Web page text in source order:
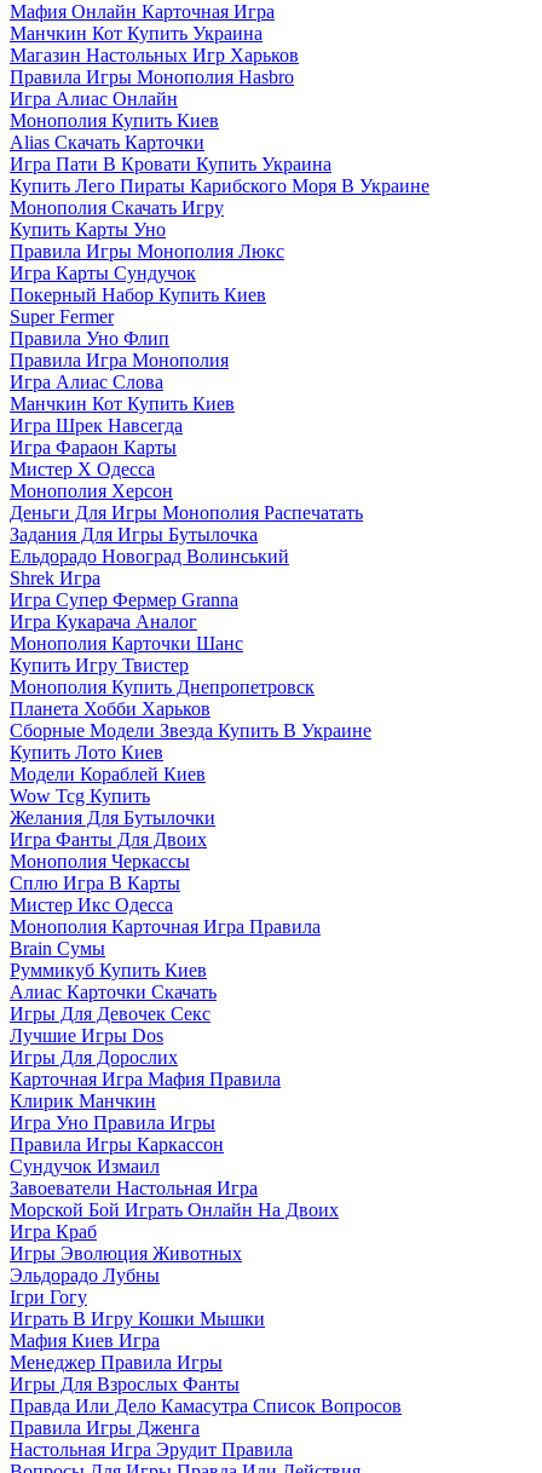
Мафия Онлайн Карточная Игра
Манчкин Кот Купить Украина
Магазин Настольных Игр Харьков
Правила Игры Монополия Hasbro
Игра Алиас Онлайн
Монополия Купить Киев
Alias Скачать Карточки
Игра Пати В Кровати Купить Украина
Купить Лего Пираты Карибского Моря В Украине
Монополия Скачать Игру
Купить Карты Уно
Правила Игры Монополия Люкс
Игра Карты Сундучок
Покерный Набор Купить Киев
Super Fermer
Правила Уно Флип
Правила Игра Монополия
Игра Алиас Слова
Манчкин Кот Купить Киев
Игра Шрек Навсегда
Игра Фараон Карты
Мистер Х Одесса
Монополия Херсон
Деньги Для Игры Монополия Распечатать
Задания Для Игры Бутылочка
Ельдорадо Новоград Волинський
Shrek Игра
Игра Супер Фермер Granna
Игра Кукарача Аналог
Монополия Карточки Шанс
Купить Игру Твистер
Монополия Купить Днепропетровск
Планета Хобби Харьков
Сборные Модели Звезда Купить В Украине
Купить Лото Киев
Модели Кораблей Киев
Wow Tcg Купить
Желания Для Бутылочки
Игра Фанты Для Двоих
Монополия Черкассы
Сплю Игра В Карты
Мистер Икс Одесса
Монополия Карточная Игра Правила
Brain Сумы
Руммикуб Купить Киев
Алиас Карточки Скачать
Игры Для Девочек Секс
Лучшие Игры Dos
Игры Для Дорослих
Карточная Игра Мафия Правила
Клирик Манчкин
Игра Уно Правила Игры
Правила Игры Каркассон
Сундучок Измаил
Завоеватели Настольная Игра
Морской Бой Играть Онлайн На Двоих
Игра Краб
Игры Эволюция Животных
Эльдорадо Лубны
Ігри Гогу
Играть В Игру Кошки Мышки
Мафия Киев Игра
Менеджер Правила Игры
Игры Для Взрослых Фанты
Правда Или Дело Камасутра Список Вопросов
Правила Игры Дженга
Настольная Игра Эрудит Правила